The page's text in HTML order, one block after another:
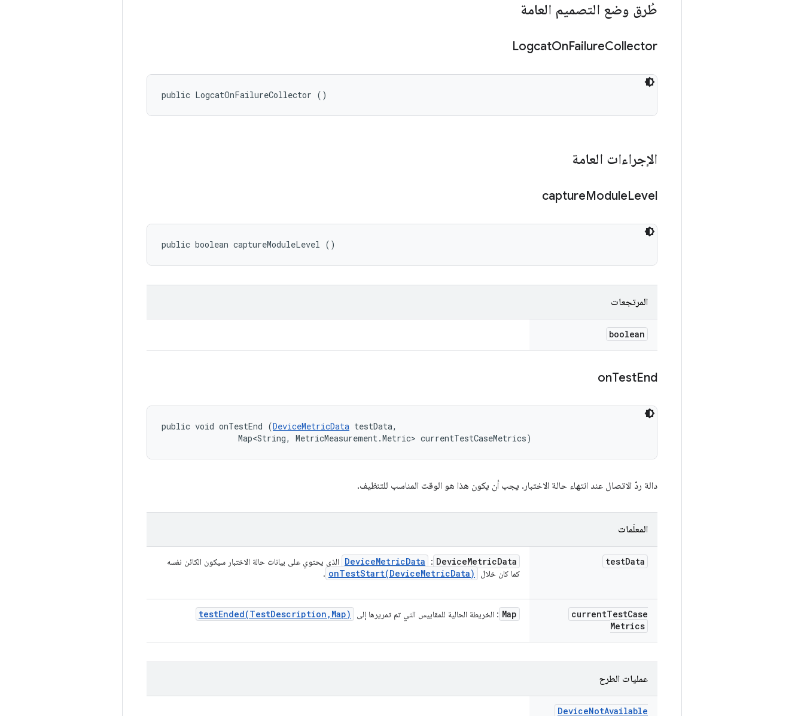
طُرق وضع التصميم العامة
LogcatOnFailureCollector
public LogcatOnFailureCollector ()
الإجراءات العامة
captureModuleLevel
public boolean captureModuleLevel ()
المرتجعات
boolean
onTestEnd
public void onTestEnd (DeviceMetricData testData,
                Map<String, MetricMeasurement.Metric> currentTestCaseMetrics)
دالة ردّ الاتصال عند انتهاء حالة الاختبار. يجب أن يكون هذا هو الوقت المناسب للتنظيف.
المعلَمات
testData
DeviceMetricData
:
DeviceMetricData
الذي يحتوي على بيانات حالة الاختبار سيكون الكائن نفسه
كما كان خلال
onTestStart(DeviceMetricData)
.
currentTestCase
Metrics
Map : الخريطة الحالية للمقاييس التي تم تمريرها إلى testEnded(TestDescription , Map)
عمليات الطرح
DeviceNotAvailable